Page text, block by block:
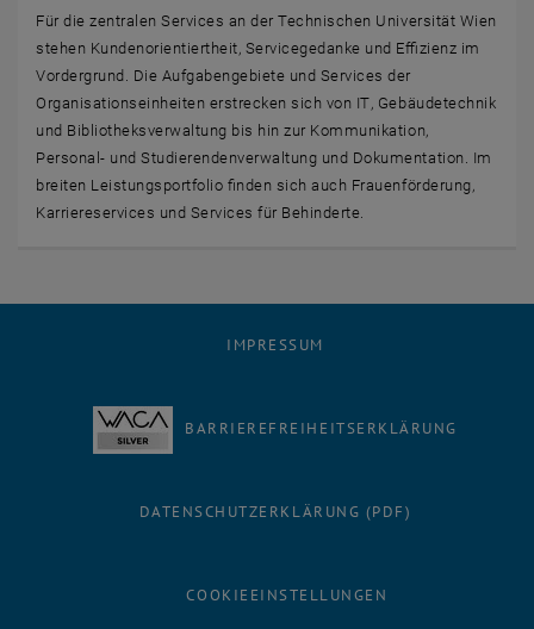
Für die zentralen Services an der Technischen Universität Wien
stehen Kundenorientiertheit, Servicegedanke und Effizienz im
Vordergrund. Die Aufgabengebiete und Services der
Organisationseinheiten erstrecken sich von IT, Gebäudetechnik
und Bibliotheksverwaltung bis hin zur Kommunikation,
Personal- und Studierendenverwaltung und Dokumentation. Im
breiten Leistungsportfolio finden sich auch Frauenförderung,
Karriereservices und Services für Behinderte.
IMPRESSUM
BARRIEREFREIHEITSERKLÄRUNG
DATENSCHUTZERKLÄRUNG (PDF)
COOKIEEINSTELLUNGEN